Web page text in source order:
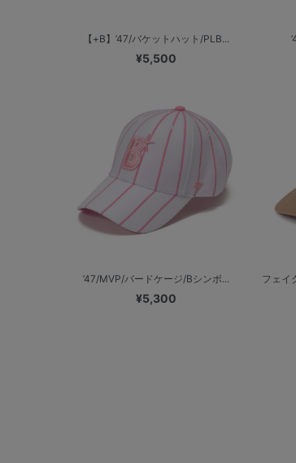
【+B】’47/バケットハット/PLB...
¥5,500
’47/MVP/バードケージ/Bシンボ...
¥5,300
フェイ